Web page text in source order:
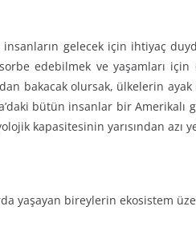
gelecek için ihtiyaç
edebilmek ve yaşamları
bakacak olursak, ülkelerin
bütün insanlar bir Amerikalı
kapasitesinin yarısından azı
yaşayan bireylerin ekosistem